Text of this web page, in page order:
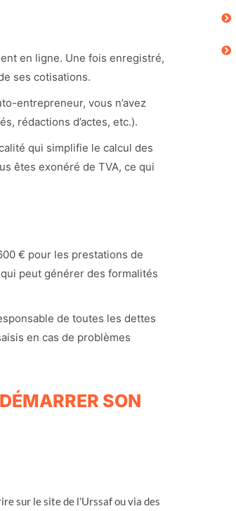
en ligne. Une fois enregistré,
ses cotisations.
entrepreneur, vous n’avez
rédactions d’actes, etc.).
qui simplifie le calcul des
êtes exonéré de TVA, ce qui
€ pour les prestations de
peut générer des formalités
de toutes les dettes
en cas de problèmes
SON
sur le site de l’Urssaf ou via des